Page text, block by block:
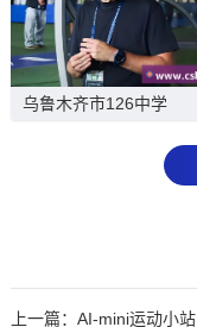
乌鲁木齐市126中学
上一篇： AI-mini运动小站